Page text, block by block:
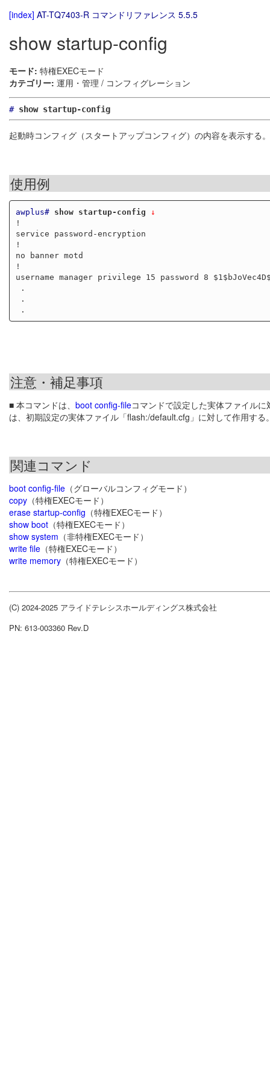
[index] AT-TQ7403-R コマンドリファレンス 5.5.5
show startup-config
モード: 特権EXECモード
カテゴリー: 運用・管理 / コンフィグレーション
# show startup-config
起動時コンフィグ（スタートアップコンフィグ）の内容を表示する。
使用例
awplus# show startup-config ↓
!
service password-encryption
!
no banner motd
!
username manager privilege 15 password 8
注意・補足事項
■ 本コマンドは、 boot config-fileコマンドで設定した実体ファイル
は、初期設定の実体ファイル「flash:/default.cfg」に対して作用する
関連コマンド
boot config-file （グローバルコンフィグモード）
copy （特権EXECモード）
erase startup-config （特権EXECモード）
show boot （特権EXECモード）
show system （非特権EXECモード）
write file （特権EXECモード）
write memory （特権EXECモード）
(C) 2024-2025 アライドテレシスホールディングス株式会社
PN: 613-003360 Rev.D